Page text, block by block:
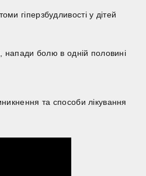
гіперзбудливості у дітей
напади болю в одній половині
та способи лікування